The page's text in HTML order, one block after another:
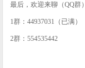
最后，欢迎来聊（QQ群
1群：44937031（已满）
2群：554535442